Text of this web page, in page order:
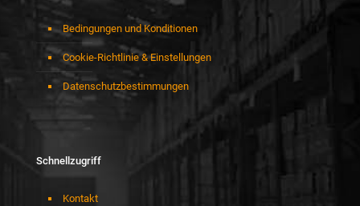
Bedingungen und Konditionen
Cookie-Richtlinie & Einstellungen
Datenschutzbestimmungen
Schnellzugriff
Kontakt